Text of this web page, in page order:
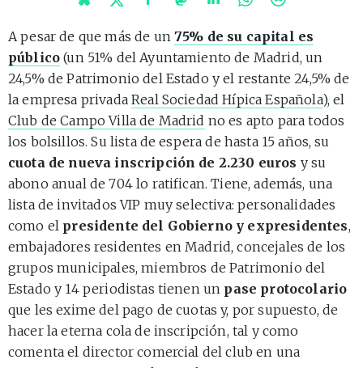
A pesar de que más de un 75% de su capital es
público (un 51% del Ayuntamiento de Madrid, un
24,5% de Patrimonio del Estado y el restante 24,5% de
la empresa privadaReal Sociedad Hípica Española), el
Club de Campo Villa de Madrid no es apto para todos
los bolsillos. Su lista de espera de hasta 15 años, su
cuota de nueva inscripción de 2.230 euros y su
abono anual de 704 lo ratifican. Tiene, además, una
lista de invitados VIP muy selectiva: personalidades
como el presidente del Gobierno y expresidentes,
embajadores residentes en Madrid, concejales de los
grupos municipales, miembros de Patrimonio del
Estado y 14 periodistas tienen un pase protocolario
que les exime del pago de cuotas y, por supuesto, de
hacer la eterna cola de inscripción, tal y como
comenta el director comercial del club en una